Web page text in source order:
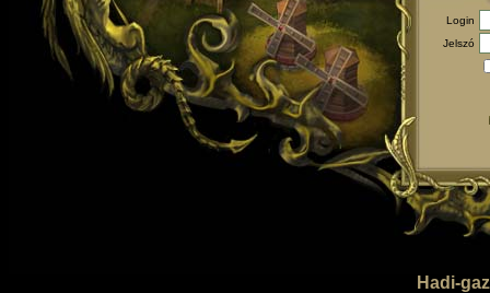
Login
Jelszó
Hadi-